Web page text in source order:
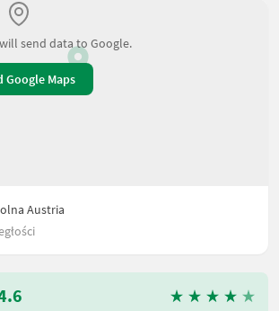
send data to Google.
Google Maps
Austria